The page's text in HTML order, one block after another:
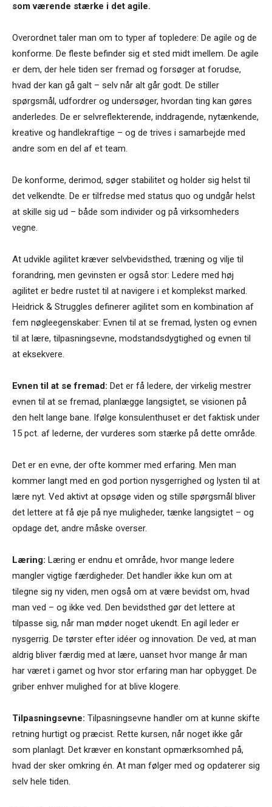
som værende stærke i det agile.
Overordnet taler man om to typer af topledere: De agile og de
konforme. De fleste befinder sig et sted midt imellem. De agile
er dem, der hele tiden ser fremad og forsøger at forudse,
hvad der kan gå galt – selv når alt går godt. De stiller
spørgsmål, udfordrer og undersøger, hvordan ting kan gøres
anderledes. De er selvreflekterende, inddragende, nytænkende,
kreative og handlekraftige – og de trives i samarbejde med
andre som en del af et team.
De konforme, derimod, søger stabilitet og holder sig helst til
det velkendte. De er tilfredse med status quo og undgår helst
at skille sig ud – både som individer og på virksomheders
vegne.
At udvikle agilitet kræver selvbevidsthed, træning og vilje til
forandring, men gevinsten er også stor: Ledere med høj
agilitet er bedre rustet til at navigere i et komplekst marked.
Heidrick & Struggles definerer agilitet som en kombination af
fem nøgleegenskaber: Evnen til at se fremad, lysten og evnen
til at lære, tilpasningsevne, modstandsdygtighed og evnen til
at eksekvere.
Evnen til at se fremad: Det er få ledere, der virkelig mestrer
evnen til at se fremad, planlægge langsigtet, se visionen på
den helt lange bane. Ifølge konsulenthuset er det faktisk under
15 pct. af lederne, der vurderes som stærke på dette område.
Det er en evne, der ofte kommer med erfaring. Men man
kommer langt med en god portion nysgerrighed og lysten til at
lære nyt. Ved aktivt at opsøge viden og stille spørgsmål bliver
det lettere at få øje på nye muligheder, tænke langsigtet – og
opdage det, andre måske overser.
Læring: Læring er endnu et område, hvor mange ledere
mangler vigtige færdigheder. Det handler ikke kun om at
tilegne sig ny viden, men også om at være bevidst om, hvad
man ved – og ikke ved. Den bevidsthed gør det lettere at
tilpasse sig, når man møder noget ukendt. En agil leder er
nysgerrig. De tørster efter idéer og innovation. De ved, at man
aldrig bliver færdig med at lære, uanset hvor mange år man
har været i gamet og hvor stor erfaring man har opbygget. De
griber enhver mulighed for at blive klogere.
Tilpasningsevne: Tilpasningsevne handler om at kunne skifte
retning hurtigt og præcist. Rette kursen, når noget ikke går
som planlagt. Det kræver en konstant opmærksomhed på,
hvad der sker omkring én. At man følger med og opdaterer sig
selv hele tiden.